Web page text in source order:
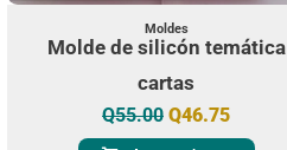
Moldes
Molde de silicón temática
cartas
Q55.00 Q46.75